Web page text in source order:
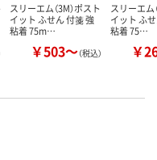
スリーエム（3M）ポスト
イット ふせん 付箋 強
粘着 75m…
￥503～（税込）
スリーエム
イット ふ
粘着 75…
￥